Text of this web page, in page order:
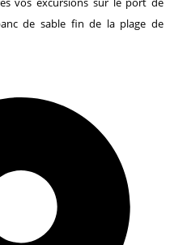
de sable fin de la plage de